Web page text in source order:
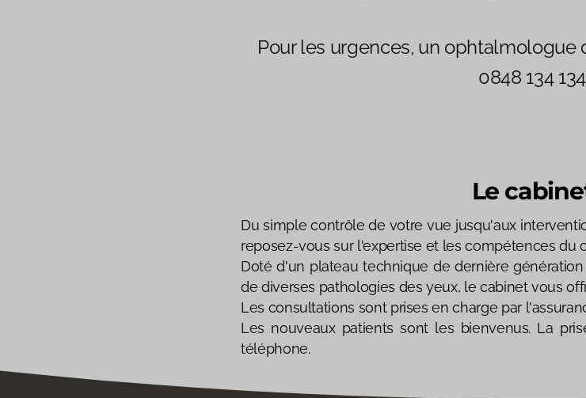
Pour les urgences, un ophtalmologue
0848 134 134
Le
Du simple contrôle de votre vue jusqu'aux
reposez-vous sur l'expertise et les compétences du
Doté d'un plateau technique de dernière
de diverses pathologies des yeux, le cabinet vous
Les consultations sont prises en charge par
Les nouveaux patients sont les bienvenus.​ La
téléphone.